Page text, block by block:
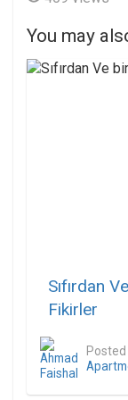
You may
Sıfırdan
Fikirler
Posted